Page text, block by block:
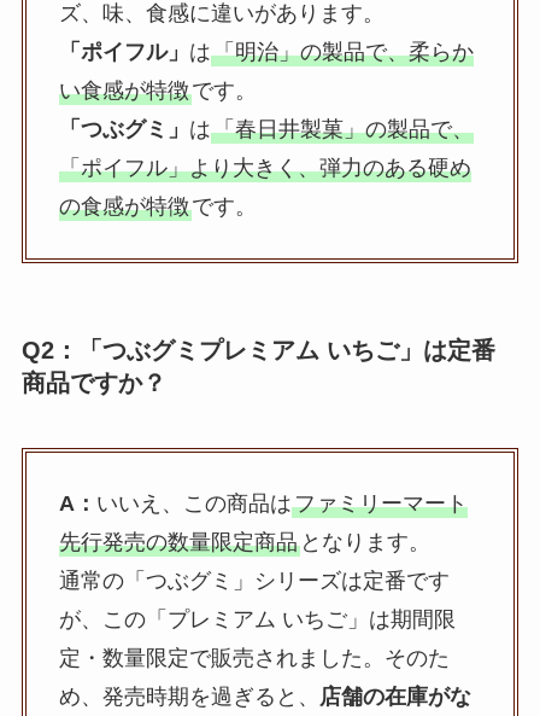
ズ、味、食感に違いがあります。
「ポイフル」 は「明治」の製品で、柔らか
い食感が特徴です。
「つぶグミ」 は「春日井製菓」の製品で、
「ポイフル」より大きく、弾力のある硬め
の食感が特徴です。
Q2：「つぶグミプレミアム いちご」は定番
商品ですか？
A： いいえ、この商品はファミリーマート
先行発売の数量限定商品となります。
通常の「つぶグミ」シリーズは定番です
が、この「プレミアム いちご」は期間限
定・数量限定で販売されました。そのた
め、発売時期を過ぎると、 店舗の在庫がな